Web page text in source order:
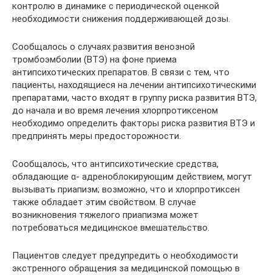
контролю в динамике с периодической оценкой
необходимости снижения поддерживающей дозы.
Сообщалось о случаях развития венозной
тромбоэмболии (ВТЭ) на фоне приема
антипсихотических препаратов. В связи с тем, что
пациенты, находящиеся на лечении антипсихотическими
препаратами, часто входят в группу риска развития ВТЭ,
до начала и во время лечения хлорпротиксеном
необходимо определить факторы риска развития ВТЭ и
предпринять меры предосторожности.
Сообщалось, что антипсихотические средства,
обладающие α- адреноблокирующим действием, могут
вызывать приапизм; возможно, что и хлорпротиксен
также обладает этим свойством. В случае
возникновения тяжелого приапизма может
потребоваться медицинское вмешательство.
Пациентов следует предупредить о необходимости
экстренного обращения за медицинской помощью в